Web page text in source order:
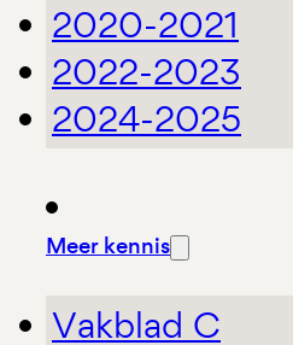
2020-2021
2022-2023
2024-2025
Meer kennis
Vakblad C